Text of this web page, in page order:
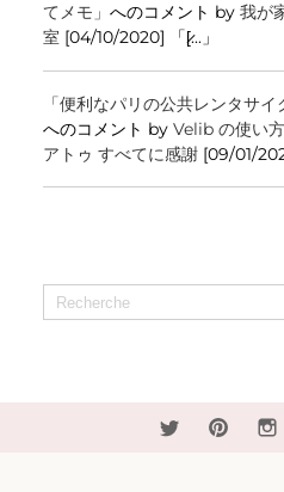
てメモ」 へのコメント by 我が
室 [04/10/2020] 「[̷...」
「便利なパリの公共レンタサ
へのコメント by Velib の使い
アトゥ すべてに感謝[09/01/